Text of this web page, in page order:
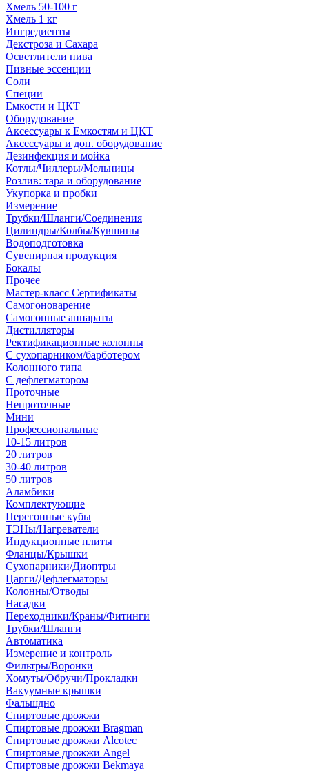
Хмель 50-100 г
Хмель 1 кг
Ингредиенты
Декстроза и Сахара
Осветлители пива
Пивные эссенции
Соли
Специи
Емкости и ЦКТ
Оборудование
Аксессуары к Емкостям и ЦКТ
Аксессуары и доп. оборудование
Дезинфекция и мойка
Котлы/Чиллеры/Мельницы
Розлив: тара и оборудование
Укупорка и пробки
Измерение
Трубки/Шланги/Соединения
Цилиндры/Колбы/Кувшины
Водоподготовка
Сувенирная продукция
Бокалы
Прочее
Мастер-класс Сертификаты
Самогоноварение
Самогонные аппараты
Дистилляторы
Ректификационные колонны
С сухопарником/барботером
Колонного типа
С дефлегматором
Проточные
Непроточные
Мини
Профессиональные
10-15 литров
20 литров
30-40 литров
50 литров
Аламбики
Комплектующие
Перегонные кубы
ТЭНы/Нагреватели
Индукционные плиты
Фланцы/Крышки
Сухопарники/Диоптры
Царги/Дефлегматоры
Колонны/Отводы
Насадки
Переходники/Краны/Фитинги
Трубки/Шланги
Автоматика
Измерение и контроль
Фильтры/Воронки
Хомуты/Обручи/Прокладки
Вакуумные крышки
Фальшдно
Спиртовые дрожжи
Спиртовые дрожжи Bragman
Спиртовые дрожжи Alcotec
Спиртовые дрожжи Angel
Спиртовые дрожжи Bekmaya